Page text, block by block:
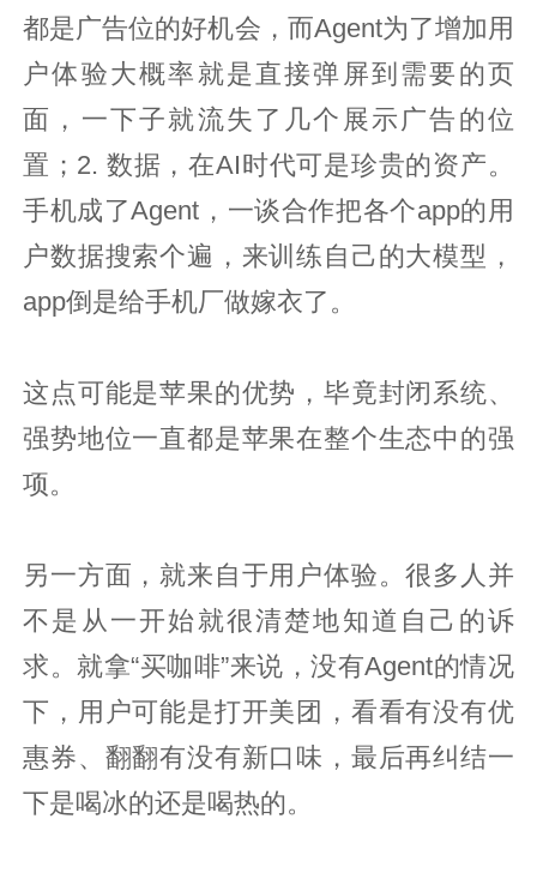
都是广告位的好机会，而Agent为了增加用
户体验大概率就是直接弹屏到需要的页
面，一下子就流失了几个展示广告的位
置；2. 数据，在AI时代可是珍贵的资产。
手机成了Agent，一谈合作把各个app的用
户数据搜索个遍，来训练自己的大模型，
app倒是给手机厂做嫁衣了。
这点可能是苹果的优势，毕竟封闭系统、
强势地位一直都是苹果在整个生态中的强
项。
另一方面，就来自于用户体验。很多人并
不是从一开始就很清楚地知道自己的诉
求。就拿“买咖啡”来说，没有Agent的情况
下，用户可能是打开美团，看看有没有优
惠券、翻翻有没有新口味，最后再纠结一
下是喝冰的还是喝热的。